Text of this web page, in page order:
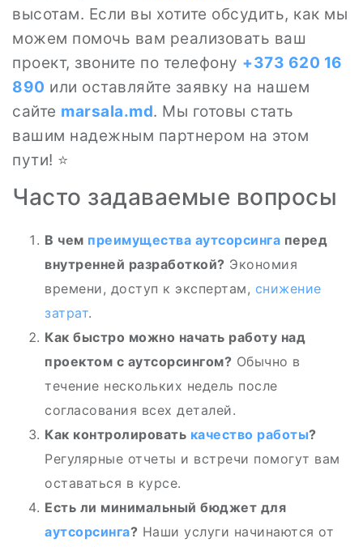
высотам. Если вы хотите обсудить, как мы
можем помочь вам реализовать ваш
проект, звоните по телефону +373 620 16
890 или оставляйте заявку на нашем
сайте marsala.md. Мы готовы стать
вашим надежным партнером на этом
пути! ⭐
Часто задаваемые вопросы
В чем преимущества аутсорсинга перед
внутренней разработкой? Экономия
времени, доступ к экспертам, снижение
затрат.
Как быстро можно начать работу над
проектом с аутсорсингом? Обычно в
течение нескольких недель после
согласования всех деталей.
Как контролировать качество работы?
Регулярные отчеты и встречи помогут вам
оставаться в курсе.
Есть ли минимальный бюджет для
аутсорсинга? Наши услуги начинаются от